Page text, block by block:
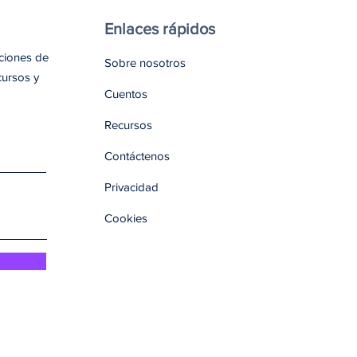
de
y
Enlaces rápidos
Sobre nosotros
Cuentos
Recursos
Contáctenos
Privacidad
Cookies